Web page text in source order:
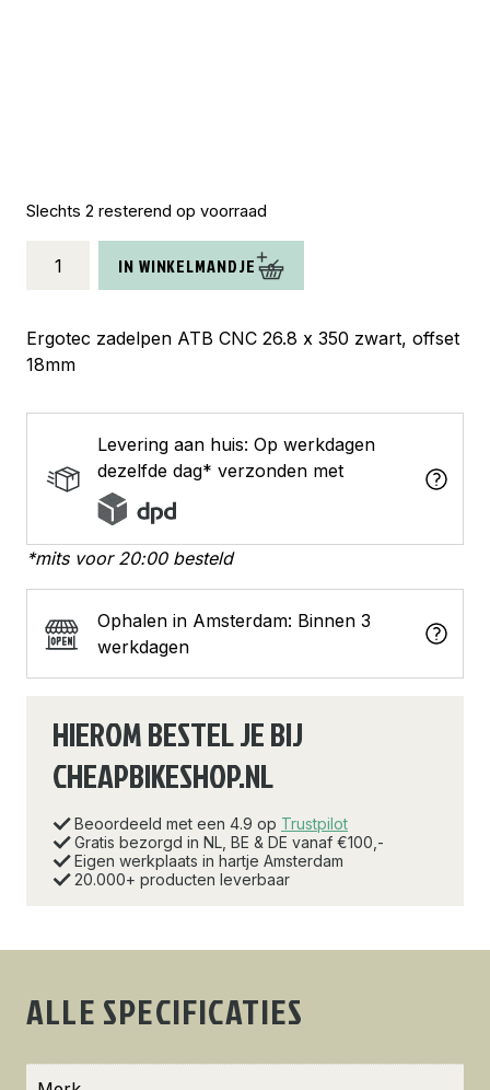
Slechts 2 resterend op voorraad
zadelpen
CNC
26.8
350
aantal
IN WINKELMANDJE
Ergotec zadelpen ATB CNC 26.8 x 350 zwart, offset
18mm
Levering aan huis: Op werkdagen
dezelfde dag* verzonden met
*mits voor 20:00 besteld
Ophalen in Amsterdam: Binnen 3
werkdagen
HIEROM BESTEL JE BIJ
CHEAPBIKESHOP.NL
Beoordeeld met een 4.9 op Trustpilot
Gratis bezorgd in NL, BE & DE vanaf €100,-
Eigen werkplaats in hartje Amsterdam
20.000+ producten leverbaar
ALLE SPECIFICATIES